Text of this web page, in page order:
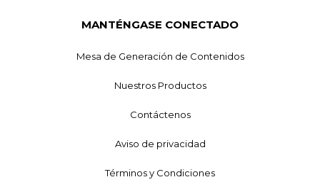
MANTÉNGASE CONECTADO
Mesa de Generación de Contenidos
Nuestros Productos
Contáctenos
Aviso de privacidad
Términos y Condiciones